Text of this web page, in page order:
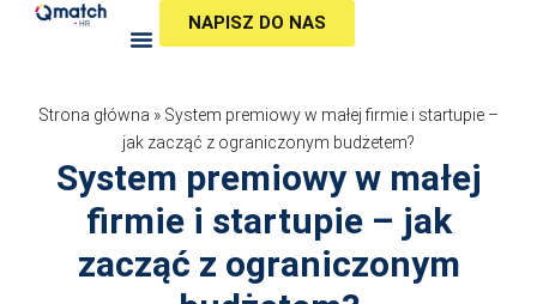
Przejdź
NAPISZ DO NAS
Strona główna » System premiowy w małej firmie i startupie –
jak zacząć z ograniczonym budżetem?
System premiowy w małej
firmie i startupie – jak
zacząć z ograniczonym